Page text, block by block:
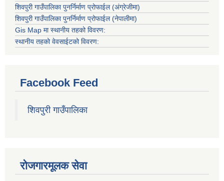
शिवपुरी गाउँपालिका पुनर्निर्माण प्रोफाईल (अंग्रेजीमा)
शिवपुरी गाउँपालिका पुनर्निर्माण प्रोफाईल (नेपालीमा)
Gis Map मा स्थानीय तहको विवरण:
स्थानीय तहको वेवसाईटको विवरण:
Facebook Feed
शिवपुरी गाउँपालिका
रोजगारमूलक सेवा